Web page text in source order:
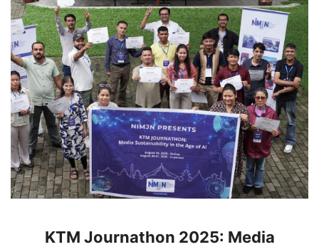
KTM Journathon 2025: Media